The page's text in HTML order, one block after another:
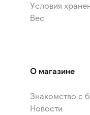
Условия
Вес
О магазине
Знакомство с
Новости